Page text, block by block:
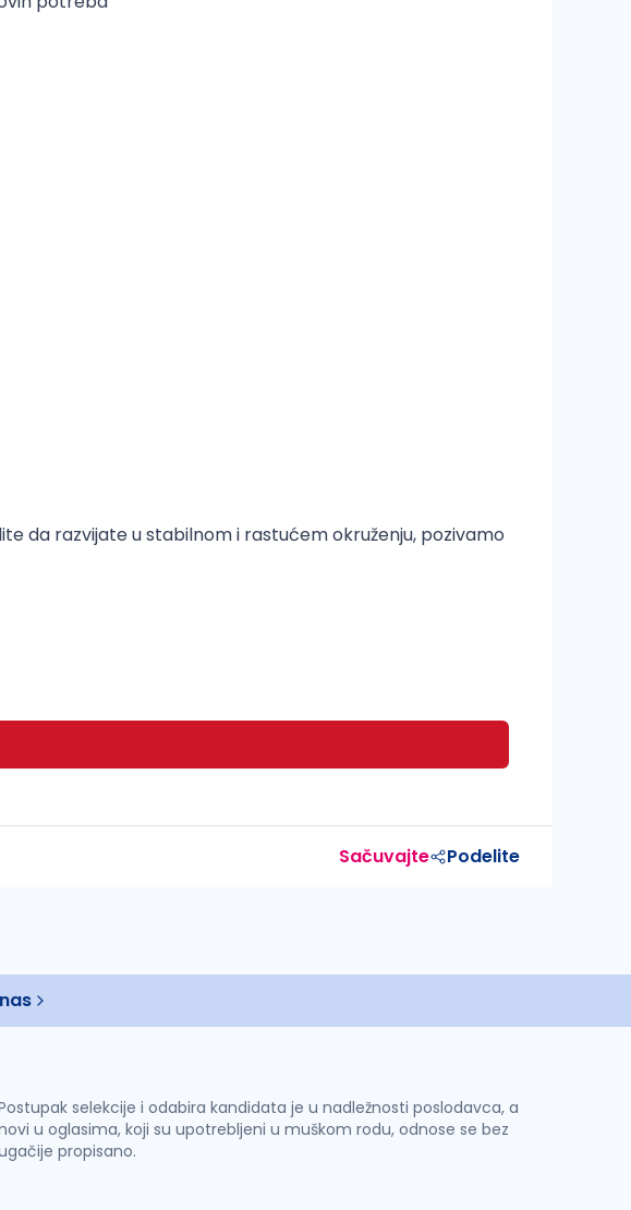
da razvijate u stabilnom i rastućem okruženju, pozivamo
Sačuvajte Podelite
selekcije i odabira kandidata je u nadležnosti poslodavca, a
u oglasima, koji su upotrebljeni u muškom rodu, odnose se bez
propisano.